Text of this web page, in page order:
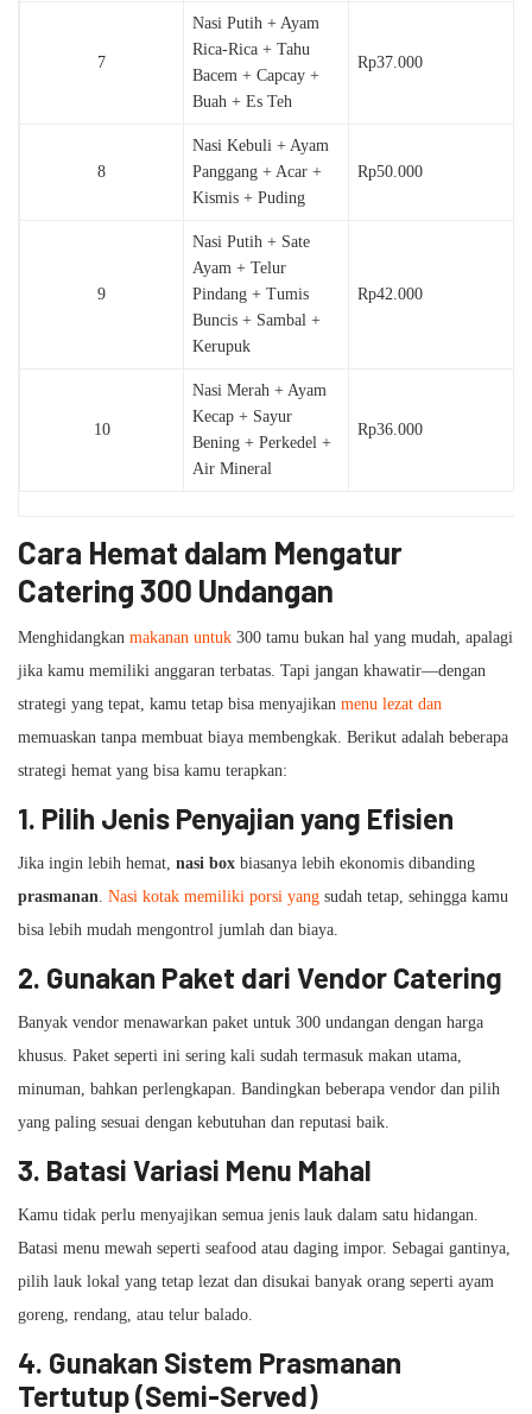
7
Nasi Putih + Ayam
Rica-Rica + Tahu
Bacem + Capcay +
Buah + Es Teh
Rp37.000
8
Nasi Kebuli + Ayam
Panggang + Acar +
Kismis + Puding
Rp50.000
9
Nasi Putih + Sate
Ayam + Telur
Pindang + Tumis
Buncis + Sambal +
Kerupuk
Rp42.000
10
Nasi Merah + Ayam
Kecap + Sayur
Bening + Perkedel +
Air Mineral
Rp36.000
Cara Hemat dalam Mengatur
Catering 300 Undangan
Menghidangkan makanan untuk 300 tamu bukan hal yang mudah, apalagi
jika kamu memiliki anggaran terbatas. Tapi jangan khawatir—dengan
strategi yang tepat, kamu tetap bisa menyajikan menu lezat dan
memuaskan tanpa membuat biaya membengkak. Berikut adalah beberapa
strategi hemat yang bisa kamu terapkan:
1. Pilih Jenis Penyajian yang Efisien
Jika ingin lebih hemat, nasi box biasanya lebih ekonomis dibanding
prasmanan Nasi kotak memiliki porsi yang sudah tetap, sehingga kamu
bisa lebih mudah mengontrol jumlah dan biaya.
2. Gunakan Paket dari Vendor Catering
Banyak vendor menawarkan paket untuk 300 undangan dengan harga
khusus. Paket seperti ini sering kali sudah termasuk makan utama,
minuman, bahkan perlengkapan. Bandingkan beberapa vendor dan pilih
yang paling sesuai dengan kebutuhan dan reputasi baik.
3. Batasi Variasi Menu Mahal
Kamu tidak perlu menyajikan semua jenis lauk dalam satu hidangan.
Batasi menu mewah seperti seafood atau daging impor. Sebagai gantinya,
pilih lauk lokal yang tetap lezat dan disukai banyak orang seperti ayam
goreng, rendang, atau telur balado.
4. Gunakan Sistem Prasmanan
Tertutup (Semi-Served)